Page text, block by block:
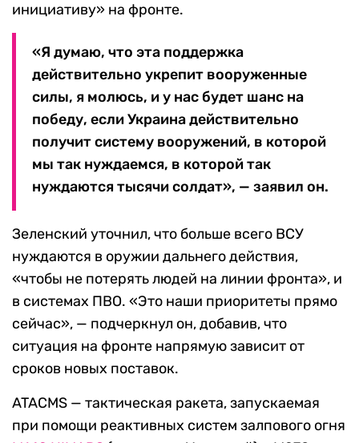
инициативу» на фронте.
«Я думаю, что эта поддержка
действительно укрепит вооруженные
силы, я молюсь, и у нас будет шанс на
победу, если Украина действительно
получит систему вооружений, в которой
мы так нуждаемся, в которой так
нуждаются тысячи солдат», — заявил он.
Зеленский уточнил, что больше всего ВСУ
нуждаются в оружии дальнего действия,
«чтобы не потерять людей на линии фронта», и
в системах ПВО. «Это наши приоритеты прямо
сейчас», — подчеркнул он, добавив, что
ситуация на фронте напрямую зависит от
сроков новых поставок.
ATACMS — тактическая ракета, запускаемая
при помощи реактивных систем залпового огня